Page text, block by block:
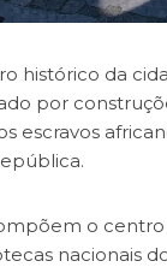
histórico da
por
escravos
o
nacionais